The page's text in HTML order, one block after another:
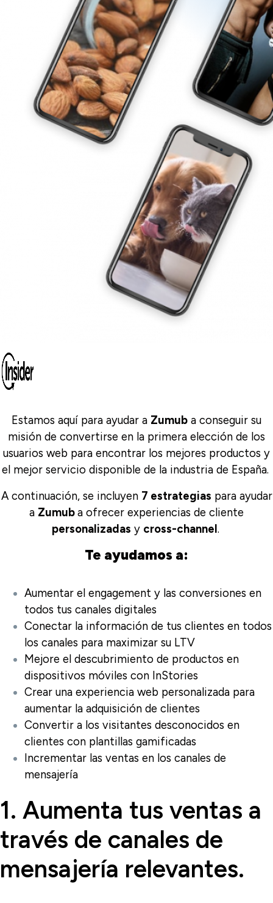
Estamos aquí para ayudar a Zumub a conseguir su
misión de convertirse en la primera elección de los
usuarios web para encontrar los mejores productos y
el mejor servicio disponible de la industria de España.
A continuación, se incluyen 7 estrategias para ayudar
a Zumuba ofrecer experiencias de cliente
personalizadas y cross-channel .
Te ayudamos a:
Aumentar el engagement y las conversiones en
todos tus canales digitales
Conectar la información de tus clientes en todos
los canales para maximizar su LTV
Mejore el descubrimiento de productos en
dispositivos móviles con InStories
Crear una experiencia web personalizada para
aumentar la adquisición de clientes
Convertir a los visitantes desconocidos en
clientes con plantillas gamificadas
Incrementar las ventas en los canales de
mensajería
1. Aumenta tus ventas a
través de canales de
mensajería relevantes.